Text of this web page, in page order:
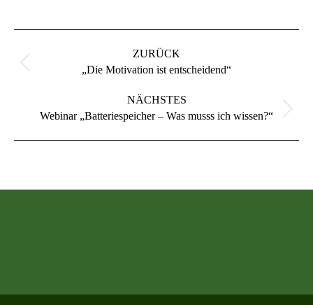
ZURÜCK
Vorheriger
„Die Motivation ist entscheidend“
NÄCHSTES
Nächster
Webinar „Batteriespeicher – Was musss ich wissen?“